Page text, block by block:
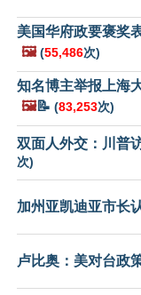
美国华府政要褒奖
🖼️ (55,486次)
知名博主举报上海
🖼️📝 (83,253次)
双面人外交：川普
次)
加州亚凯迪亚市长
卢比奥：美对台政